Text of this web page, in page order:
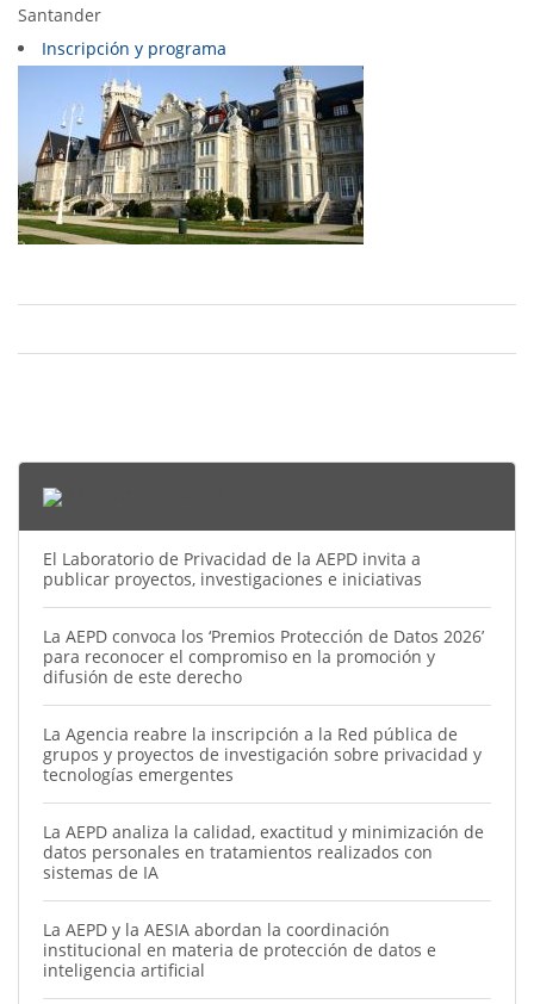
Santander
Inscripción y programa
El Laboratorio de Privacidad de la AEPD invita a
publicar proyectos, investigaciones e iniciativas
La AEPD convoca los ‘Premios Protección de Datos 2026’
para reconocer el compromiso en la promoción y
difusión de este derecho
La Agencia reabre la inscripción a la Red pública de
grupos y proyectos de investigación sobre privacidad y
tecnologías emergentes
La AEPD analiza la calidad, exactitud y minimización de
datos personales en tratamientos realizados con
sistemas de IA
La AEPD y la AESIA abordan la coordinación
institucional en materia de protección de datos e
inteligencia artificial